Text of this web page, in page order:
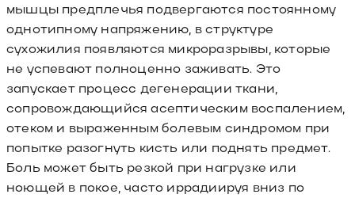
мышцы предплечья подвергаются постоянному
однотипному напряжению, в структуре
сухожилия появляются микроразрывы, которые
не успевают полноценно заживать. Это
запускает процесс дегенерации ткани,
сопровождающийся асептическим воспалением,
отеком и выраженным болевым синдромом при
попытке разогнуть кисть или поднять предмет.
Боль может быть резкой при нагрузке или
ноющей в покое, часто иррадиируя вниз по